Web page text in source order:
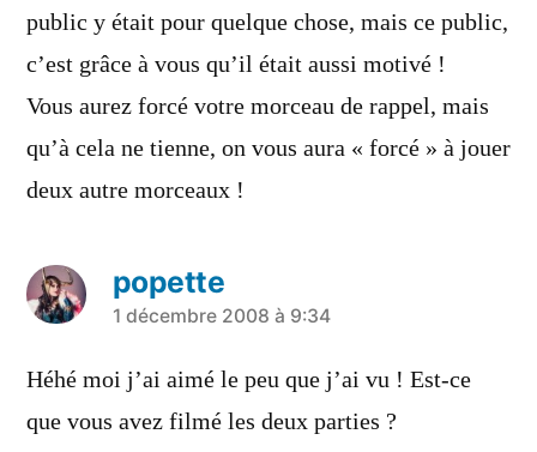
public y était pour quelque chose, mais ce public,
c’est grâce à vous qu’il était aussi motivé !
Vous aurez forcé votre morceau de rappel, mais
qu’à cela ne tienne, on vous aura « forcé » à jouer
deux autre morceaux !
popette
a
dit :
1 décembre 2008 à 9:34
Héhé moi j’ai aimé le peu que j’ai vu ! Est-ce
que vous avez filmé les deux parties ?